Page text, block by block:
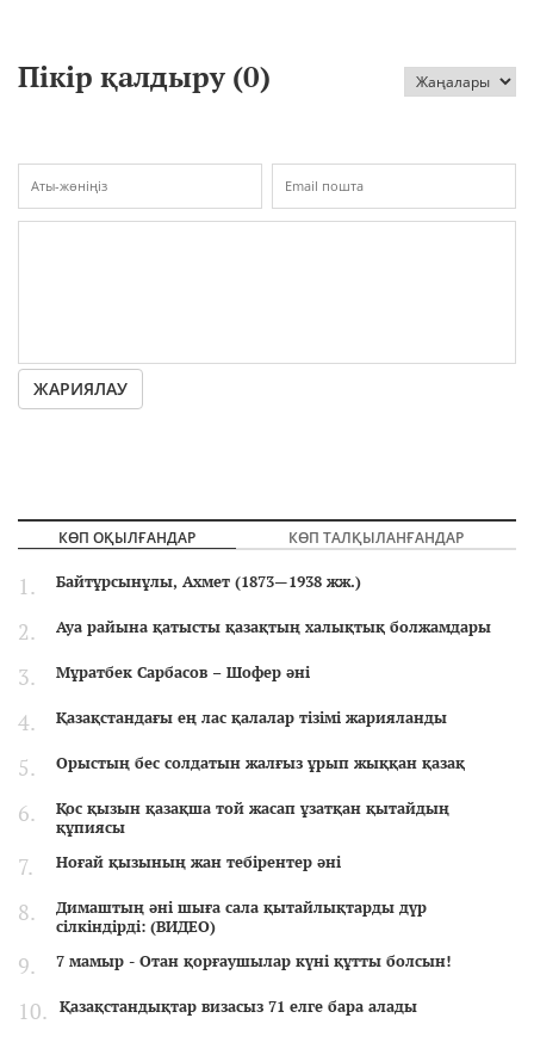
Пікір қалдыру (0)
ЖАРИЯЛАУ
КӨП ОҚЫЛҒАНДАР КӨП ТАЛҚЫЛАНҒАНДАР
Байтұрсынұлы, Ахмет (1873—1938 жж.)
Ауа райына қатысты қазақтың халықтық болжамдары
Мұратбек Сарбасов – Шофер әні
Қазақстандағы ең лас қалалар тізімі жарияланды
Орыстың бес солдатын жалғыз ұрып жыққан қазақ
Қос қызын қазақша той жасап ұзатқан қытайдың
құпиясы
Ноғай қызының жан тебірентер әні
Димаштың әні шыға сала қытайлықтарды дүр
сілкіндірді: (ВИДЕО)
7 мамыр - Отан қорғаушылар күні құтты болсын!
Қазақстандықтар визасыз 71 елге бара алады